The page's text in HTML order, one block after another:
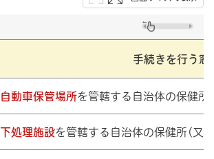
手続きを行う窓
自動車保管場所を管轄する自治体の保健
下処理施設を管轄する自治体の保健所(又